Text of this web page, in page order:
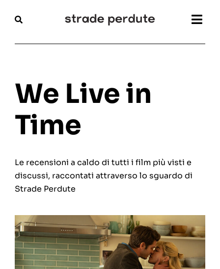
Magazine
Interviste
Festival
Articoli
Chi siamo
We Live in
Time
Le recensioni a caldo di tutti i film più visti e
discussi, raccontati attraverso lo sguardo di
Strade Perdute